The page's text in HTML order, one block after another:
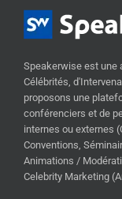
Speakerwise est une
Célébrités,
proposons une
conférenciers et de
internes ou externes
Conventions,
Animations /
Celebrity Marketing